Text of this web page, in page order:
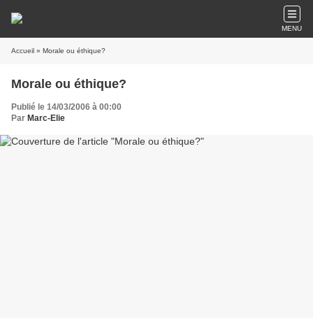
MENU
Accueil » Morale ou éthique?
Morale ou éthique?
Publié le 14/03/2006 à 00:00
Par Marc-Elie